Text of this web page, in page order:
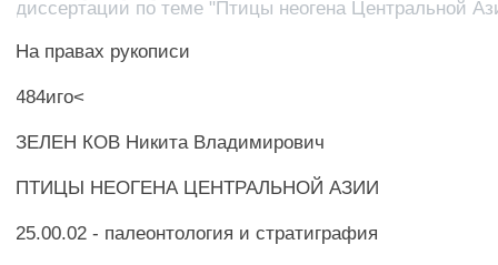
диссертации по теме "Птицы неогена Центральной
На правах рукописи
484иго<
ЗЕЛЕН КОВ Никита Владимирович
ПТИЦЫ НЕОГЕНА ЦЕНТРАЛЬНОЙ АЗИИ
25.00.02 - палеонтология и стратиграфия